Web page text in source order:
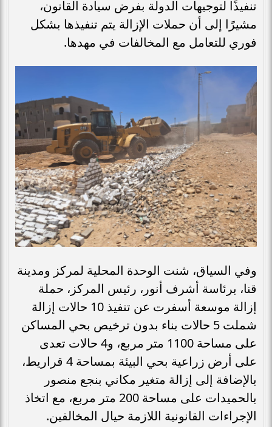
تنفيذًا لتوجيهات الدولة بفرض سيادة القانون،
مشيرًا إلى أن حملات الإزالة يتم تنفيذها بشكل
فوري للتعامل مع المخالفات في مهدها.
وفي السياق، شنت الوحدة المحلية لمركز ومدينة
قنا، برئاسة أشرف أنور، رئيس المركز، حملة
إزالة موسعة أسفرت عن تنفيذ 10 حالات إزالة
شملت 5 حالات بناء بدون ترخيص بحي المساكن
على مساحة 1100 متر مربع، و4 حالات تعدى
على أرض زراعية بحي البيئة بمساحة 4 قراريط،
بالإضافة إلى إزالة متغير مكاني بنجع منصور
بالحميدات على مساحة 200 متر مربع، مع اتخاذ
الإجراءات القانونية اللازمة حيال المخالفين.